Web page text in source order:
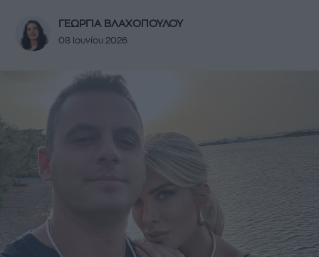
ΓΕΩΡΓΙΑ ΒΛΑΧΟΠΟΥΛΟΥ
08 Ιουνίου 2026